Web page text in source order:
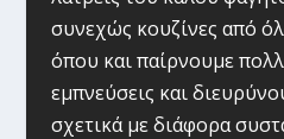
συνεχώς κουζίνες από
όπου και παίρνουμε
εμπνεύσεις και
σχετικά με διάφορα